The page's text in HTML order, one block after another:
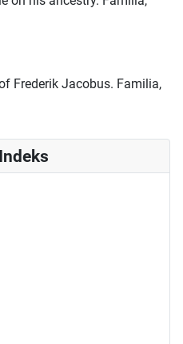
Frederik Jacobus. Familia,